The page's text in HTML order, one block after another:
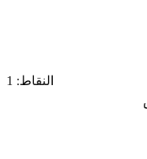
النقاط: 1